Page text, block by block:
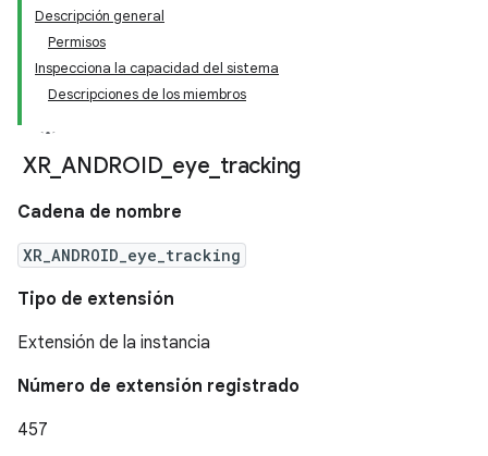
Descripción general
Permisos
Inspecciona la capacidad del sistema
Descripciones de los miembros
XR_ ANDROID_ eye tracking
Cadena de nombre
XR_ANDROID_eye_tracking
Tipo de extensión
Extensión de la instancia
Número de extensión registrado
457